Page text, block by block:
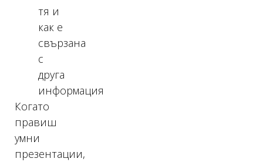
тя и
как е
свързана
с
друга
информация
Когато
правиш
умни
презентации,